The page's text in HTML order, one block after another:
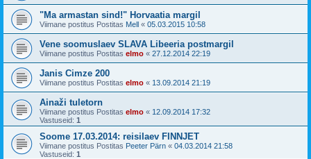
"Ma armastan sind!" Horvaatia margil
Viimane postitus Postitas Mell « 05.03.2015 10:58
Vene soomuslaev SLAVA Libeeria postmargil
Viimane postitus Postitas elmo « 27.12.2014 22:19
Janis Cimze 200
Viimane postitus Postitas elmo « 13.09.2014 21:19
Ainaži tuletorn
Viimane postitus Postitas elmo « 12.09.2014 17:32
Vastuseid: 1
Soome 17.03.2014: reisilaev FINNJET
Viimane postitus Postitas Peeter Pärn « 04.03.2014 21:58
Vastuseid: 1